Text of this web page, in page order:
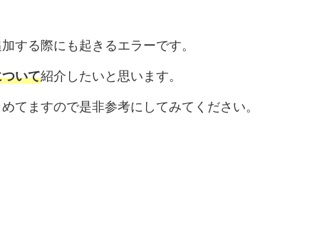
する際にも起きるエラーです。
いて紹介したいと思います。
てますので是非参考にしてみてください。